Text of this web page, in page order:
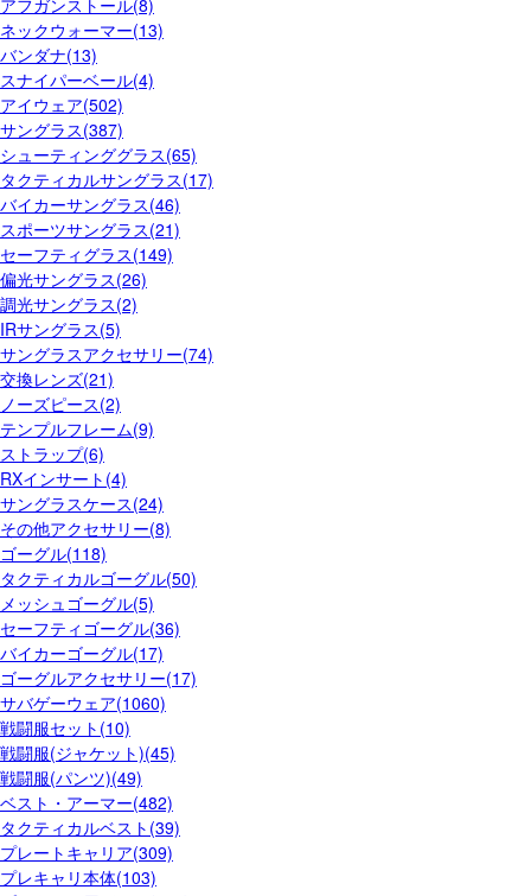
アフガンストール(8)
ネックウォーマー(13)
バンダナ(13)
スナイパーベール(4)
アイウェア(502)
サングラス(387)
シューティンググラス(65)
タクティカルサングラス(17)
バイカーサングラス(46)
スポーツサングラス(21)
セーフティグラス(149)
偏光サングラス(26)
調光サングラス(2)
IRサングラス(5)
サングラスアクセサリー(74)
交換レンズ(21)
ノーズピース(2)
テンプルフレーム(9)
ストラップ(6)
RXインサート(4)
サングラスケース(24)
その他アクセサリー(8)
ゴーグル(118)
タクティカルゴーグル(50)
メッシュゴーグル(5)
セーフティゴーグル(36)
バイカーゴーグル(17)
ゴーグルアクセサリー(17)
サバゲーウェア(1060)
戦闘服セット(10)
戦闘服(ジャケット)(45)
戦闘服(パンツ)(49)
ベスト・アーマー(482)
タクティカルベスト(39)
プレートキャリア(309)
プレキャリ本体(103)